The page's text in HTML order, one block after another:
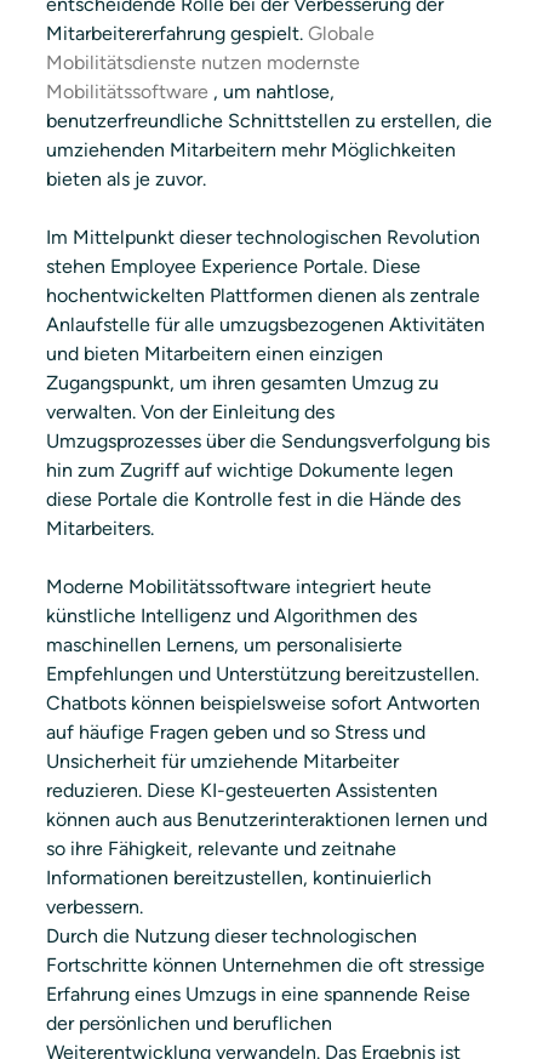
Mitarbeitererfahrung gespielt. Globale
Mobilitätsdienste nutzen modernste
Mobilitätssoftware , um nahtlose,
benutzerfreundliche Schnittstellen zu erstellen, die
umziehenden Mitarbeitern mehr Möglichkeiten
bieten als je zuvor.
Im Mittelpunkt dieser technologischen Revolution
stehen Employee Experience Portale. Diese
hochentwickelten Plattformen dienen als zentrale
Anlaufstelle für alle umzugsbezogenen Aktivitäten
und bieten Mitarbeitern einen einzigen
Zugangspunkt, um ihren gesamten Umzug zu
verwalten. Von der Einleitung des
Umzugsprozesses über die Sendungsverfolgung bis
hin zum Zugriff auf wichtige Dokumente legen
diese Portale die Kontrolle fest in die Hände des
Mitarbeiters.
Moderne Mobilitätssoftware integriert heute
künstliche Intelligenz und Algorithmen des
maschinellen Lernens, um personalisierte
Empfehlungen und Unterstützung bereitzustellen.
Chatbots können beispielsweise sofort Antworten
auf häufige Fragen geben und so Stress und
Unsicherheit für umziehende Mitarbeiter
reduzieren. Diese KI-gesteuerten Assistenten
können auch aus Benutzerinteraktionen lernen und
so ihre Fähigkeit, relevante und zeitnahe
Informationen bereitzustellen, kontinuierlich
verbessern.
Durch die Nutzung dieser technologischen
Fortschritte können Unternehmen die oft stressige
Erfahrung eines Umzugs in eine spannende Reise
der persönlichen und beruflichen
Weiterentwicklung verwandeln. Das Ergebnis ist